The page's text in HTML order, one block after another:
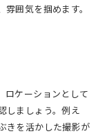
囲気を掴めます。
ロケーションとして
しましょう。例え
きを活かした撮影が